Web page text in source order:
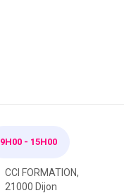
9H00 - 15H00
CCI FORMATION,
21000 Dijon